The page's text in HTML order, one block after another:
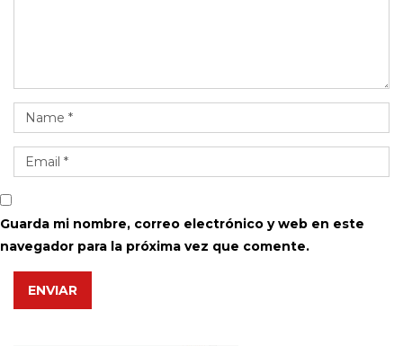
Guarda mi nombre, correo electrónico y web en este
navegador para la próxima vez que comente.
ENVIAR